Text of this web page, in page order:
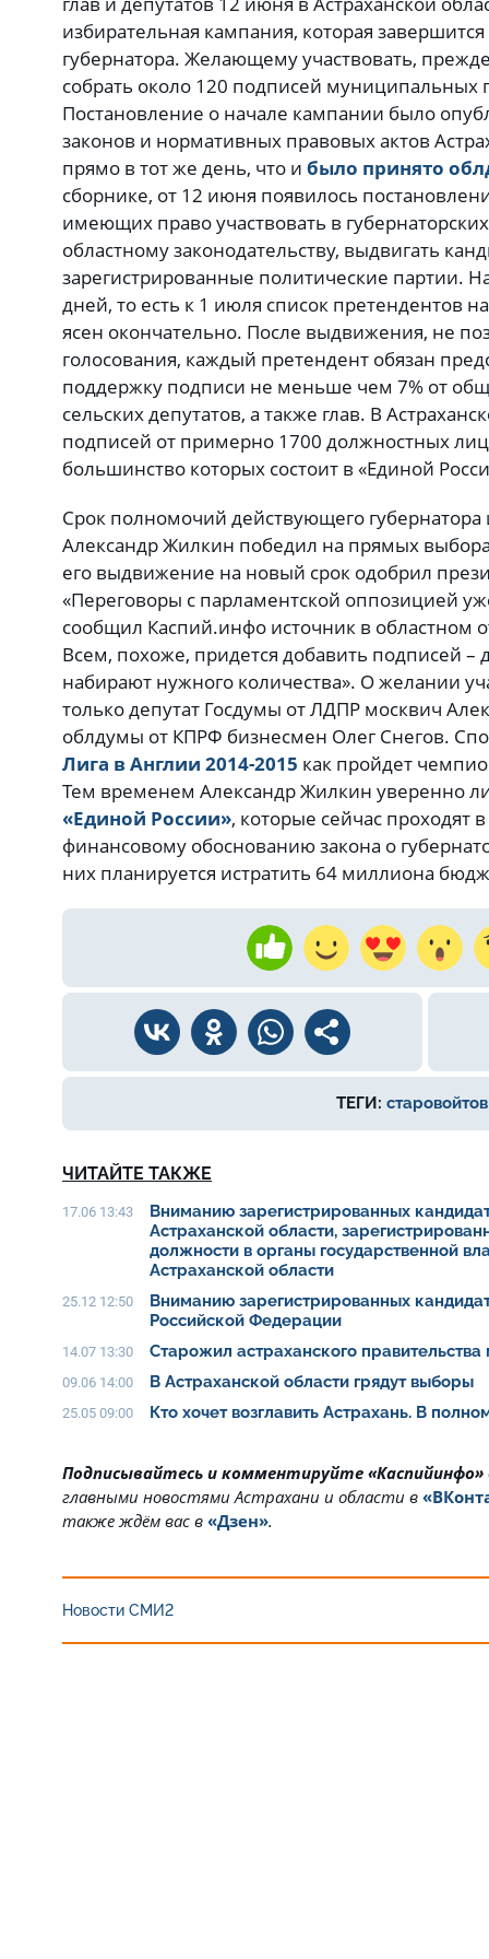
избирательная кампания, которая
губернатора. Желающему участвовать,
собрать около 120 подписей муниципальных
Постановление о начале кампании было
законов и нормативных правовых актов
прямо в тот же день, что и было принято
сборнике, от 12 июня появилось
имеющих право участвовать в
областному законодательству, выдвигать
зарегистрированные политические партии.
дней, то есть к 1 июля список претендентов
ясен окончательно. После выдвижения, не
голосования, каждый претендент обязан
поддержку подписи не меньше чем 7% от
сельских депутатов, а также глав. В
подписей от примерно 1700 должностных
большинство которых состоит в «Единой
Срок полномочий действующего губернатора
Александр Жилкин победил на прямых
его выдвижение на новый срок одобрил
«Переговоры с парламентской оппозицией
сообщил Каспий.инфо источник в областном
Всем, похоже, придется добавить подписей
набирают нужного количества». О желании
только депутат Госдумы от ЛДПР москвич
облдумы от КПРФ бизнесмен Олег Снегов.
Лига в Англии 2014-2015 как пройдет
Тем временем Александр Жилкин уверенно
«Единой России», которые сейчас проходят
финансовому обоснованию закона о
них планируется истратить 64 миллиона
ТЕГИ: старовойтов
ЧИТАЙТЕ ТАКЖЕ
17.06 13:43
Вниманию зарегистрированных
Астраханской области,
должности в органы государственной
Астраханской области
25.12 12:50
Вниманию зарегистрированных
Российской Федерации
14.07 13:30 Старожил астраханского
09.06 14:00 В Астраханской области грядут выборы
25.05 09:00 Кто хочет возглавить Астрахань. В
Подписывайтесь и комментируйте
главными новостями Астрахани и области в
также ждём вас в «Дзен».
Новости СМИ2